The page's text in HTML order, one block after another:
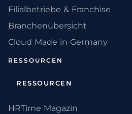
Filialbetriebe & Franchise
Branchenübersicht
Cloud Made in Germany
RESSOURCEN
RESSOURCEN
HRTime Magazin